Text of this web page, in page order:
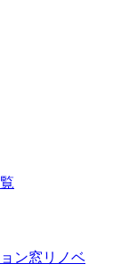
ン窓リノベ